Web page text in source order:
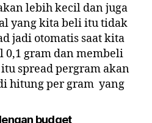
lebih kecil dan juga
yang kita beli itu tidak
jadi otomatis saat kita
0,1 gram dan membeli
spread pergram akan
hitung per gram yang
budget